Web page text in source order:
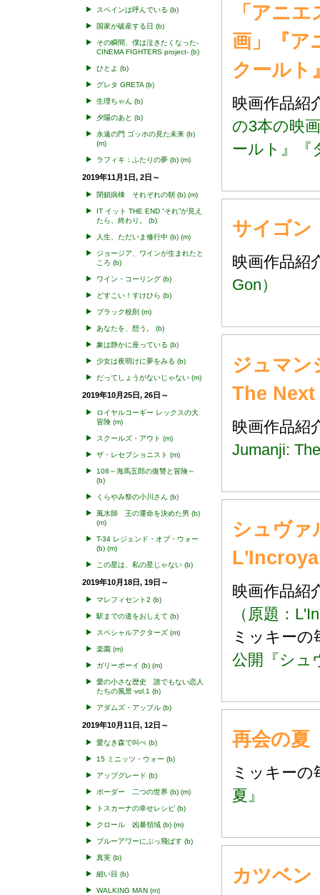
スペインは呼んでいる (b)
国家が破産する日 (b)
その瞬間、僕は泣きたくなった-
CINEMA FIGHTERS project- (b)
ひとよ (b)
グレタ GRETA (b)
生理ちゃん (b)
夕陽のあと (b)
永遠の門 ゴッホの見た未来 (b)
(m)
ラフィキ：ふたりの夢 (b) (m)
2019年11月1日, 2日～
閉鎖病棟 それぞれの朝 (b) (m)
IT イット THE END “それ”が見え
たら、終わり。
(b)
人生、ただいま修行中 (b) (m)
ジョージア、ワインが生まれたと
ころ (b)
ワイン・コーリング (b)
どすこい！すけひら (b)
ブラック校則 (m)
あなたを、想う。 (b)
象は静かに座っている (b)
少女は夜明けに夢をみる (b)
だってしょうがないじゃない (m)
2019年10月25日, 26日～
ロイヤルコーギー レックスの大
冒険 (m)
スクールズ・アウト (m)
ザ・レセプショニスト (m)
108～海馬五郎の復讐と冒険～
(b)
くらやみ祭の小川さん (b)
風水師 王の運命を決めた男 (b)
(m)
T-34 レジェンド・オブ・ウォー
(b) (m)
この星は、私の星じゃない (b)
2019年10月18日, 19日～
マレフィセント2 (b)
駅までの道をおしえて (b)
スペシャルアクターズ (m)
楽園 (m)
ガリーボーイ (b) (m)
愛の小さな歴史 誰でもない恋人
たちの風景 vol.1 (b)
アダムズ・アップル (b)
2019年10月11日, 12日～
愛なき森で叫べ (b)
15 ミニッツ・ウォー (b)
アップグレード (b)
ボーダー 二つの世界 (b) (m)
トスカーナの幸せレシピ (b)
クロール 凶暴領域 (b) (m)
ブルーアワーにぶっ飛ばす (b)
真実 (b)
細い目 (b)
WALKING MAN (m)
「アニ
画」『ア
クールト
映画作品
の3本の映
ールト』『
サイゴン
映画作品
Gon）
ジュマン
The
映画作品
Jumanji:
シュヴァ
映画作品
（原題：
ミッキー
公開『シュ
再会の夏
ミッキー
夏』
カツベン